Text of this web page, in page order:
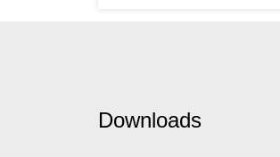
Downloads